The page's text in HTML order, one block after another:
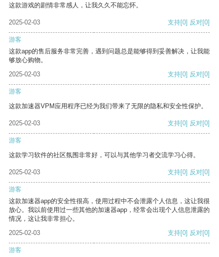
这款游戏的剧情非常感人，让我久久不能忘怀。
2025-02-03 支持[0] 反对[0]
游客
这款app的售后服务非常完善，遇到问题总是能够得到妥善解决，让我能
够放心购物。
2025-02-03
支持[0] 反对[0]
游客
这款加速器VPM应用程序已经为我们带来了无限的隐私和安全性保护。
2025-02-03 支持[0] 反对[0]
游客
这款学习软件的社区氛围非常好，可以与其他学习者交流学习心得。
2025-02-03 支持[0] 反对[0]
游客
这款加速器app的安全性很高，使用过程中不会泄露个人信息，这让我很
放心。我以前使用过一些其他的加速器app，经常会出现个人信息泄露的
情况，这让我非常担心。
2025-02-03
支持[0] 反对[0]
游客